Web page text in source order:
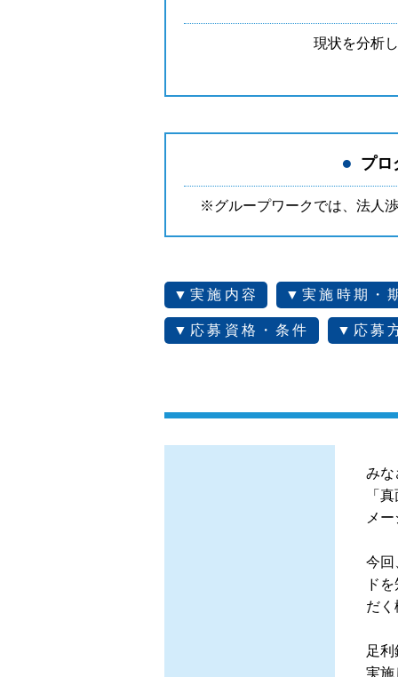
現状を分析
● プ
※グループワークでは、法人
▼実施内容 ▼実施時期・
▼ 応募資格・条件 ▼ 応募
みな
「
メ
今回
ド
だく
足
実施